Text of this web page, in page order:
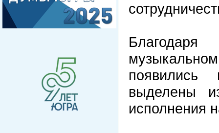
выделены
исполнения